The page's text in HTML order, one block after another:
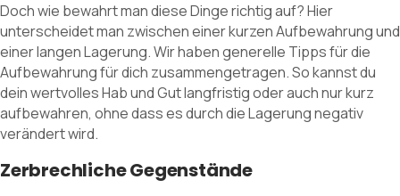
Doch wie bewahrt man diese Dinge richtig auf? Hier
unterscheidet man zwischen einer kurzen Aufbewahrung und
einer langen Lagerung. Wir haben generelle Tipps für die
Aufbewahrung für dich zusammengetragen. So kannst du
dein wertvolles Hab und Gut langfristig oder auch nur kurz
aufbewahren, ohne dass es durch die Lagerung negativ
verändert wird.
Zerbrechliche Gegenstände